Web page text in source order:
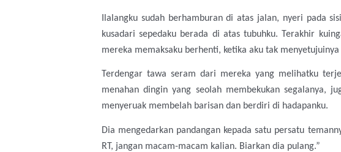
Ilalangku sudah berhamburan di atas jalan, nyeri pada
kusadari sepedaku berada di atas tubuhku. Terakhir
mereka memaksaku berhenti, ketika aku tak
Terdengar tawa seram dari mereka yang melihatku terj
menahan dingin yang seolah membekukan segalanya,
menyeruak membelah barisan dan berdiri di hadapanku.
Dia mengedarkan pandangan kepada satu persatu
RT, jangan macam-macam kalian. Biarkan dia pulang.”